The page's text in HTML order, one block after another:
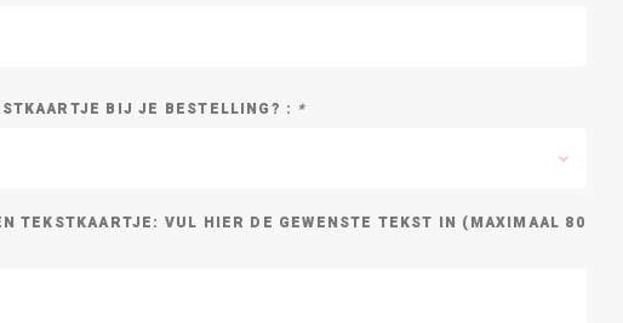
BIJ JE BESTELLING? : *
TEKSTKAARTJE: VUL HIER DE GEWENSTE TEKST IN (MAXIMAAL 80